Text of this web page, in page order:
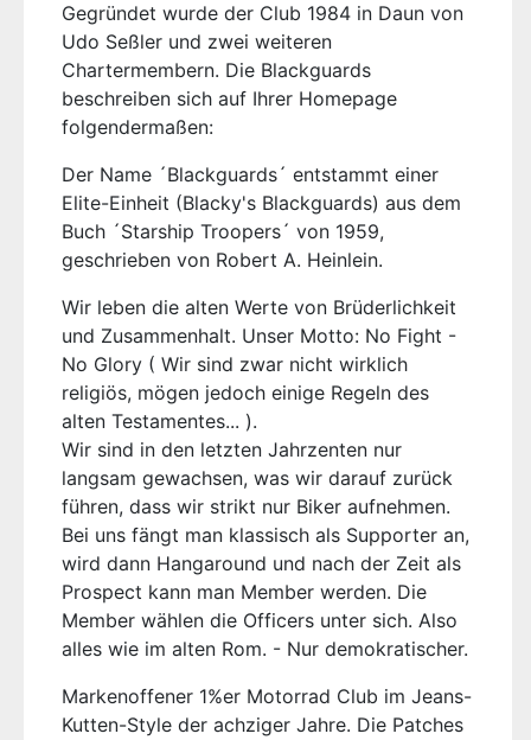
Gegründet wurde der Club 1984 in Daun von
Udo Seßler und zwei weiteren
Chartermembern. Die Blackguards
beschreiben sich auf Ihrer Homepage
folgendermaßen:
Der Name ´Blackguards´ entstammt einer
Elite-Einheit (Blacky's Blackguards) aus dem
Buch ´Starship Troopers´ von 1959,
geschrieben von Robert A. Heinlein.
Wir leben die alten Werte von Brüderlichkeit
und Zusammenhalt. Unser Motto: No Fight -
No Glory ( Wir sind zwar nicht wirklich
religiös, mögen jedoch einige Regeln des
alten Testamentes... ).
Wir sind in den letzten Jahrzenten nur
langsam gewachsen, was wir darauf zurück
führen, dass wir strikt nur Biker aufnehmen.
Bei uns fängt man klassisch als Supporter an,
wird dann Hangaround und nach der Zeit als
Prospect kann man Member werden. Die
Member wählen die Officers unter sich. Also
alles wie im alten Rom. - Nur demokratischer.
Markenoffener 1%er Motorrad Club im Jeans-
Kutten-Style der achziger Jahre. Die Patches